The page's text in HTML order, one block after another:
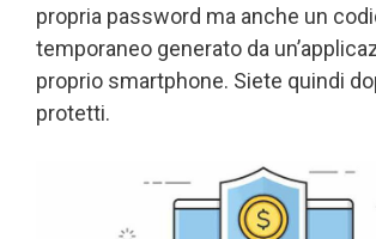
propria password ma anche un
temporaneo generato da
proprio smartphone. Siete quindi
protetti.